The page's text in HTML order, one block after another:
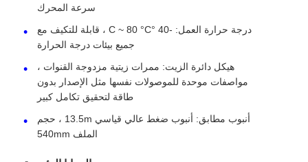
شاحنة قمامة ذراع الزناد
سرعة المحرك
درجة حرارة العمل: -40 °C ~ 80 °C ، قابلة للتكيف مع
جميع بيئات درجة الحرارة
هيكل دائرة الزيت: ممرات زيتية مزدوجة القنوات ،
مواصفات موحدة للموصولات نفسها مثل الإصدار بدون
طاقة لتحقيق تكامل كبير
أنبوب مطابق: أنبوب ضغط عالي قياسي 13.5m ، حجم
الملف 540mm